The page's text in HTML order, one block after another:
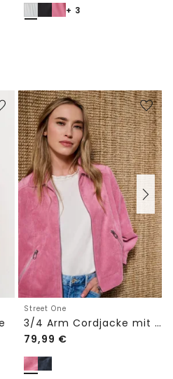
+ 3
Street One
3/4 Arm Cordjacke mit Hemdkragen
79,99 €